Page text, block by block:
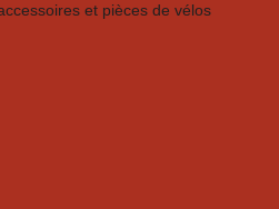
et pièces de vélos